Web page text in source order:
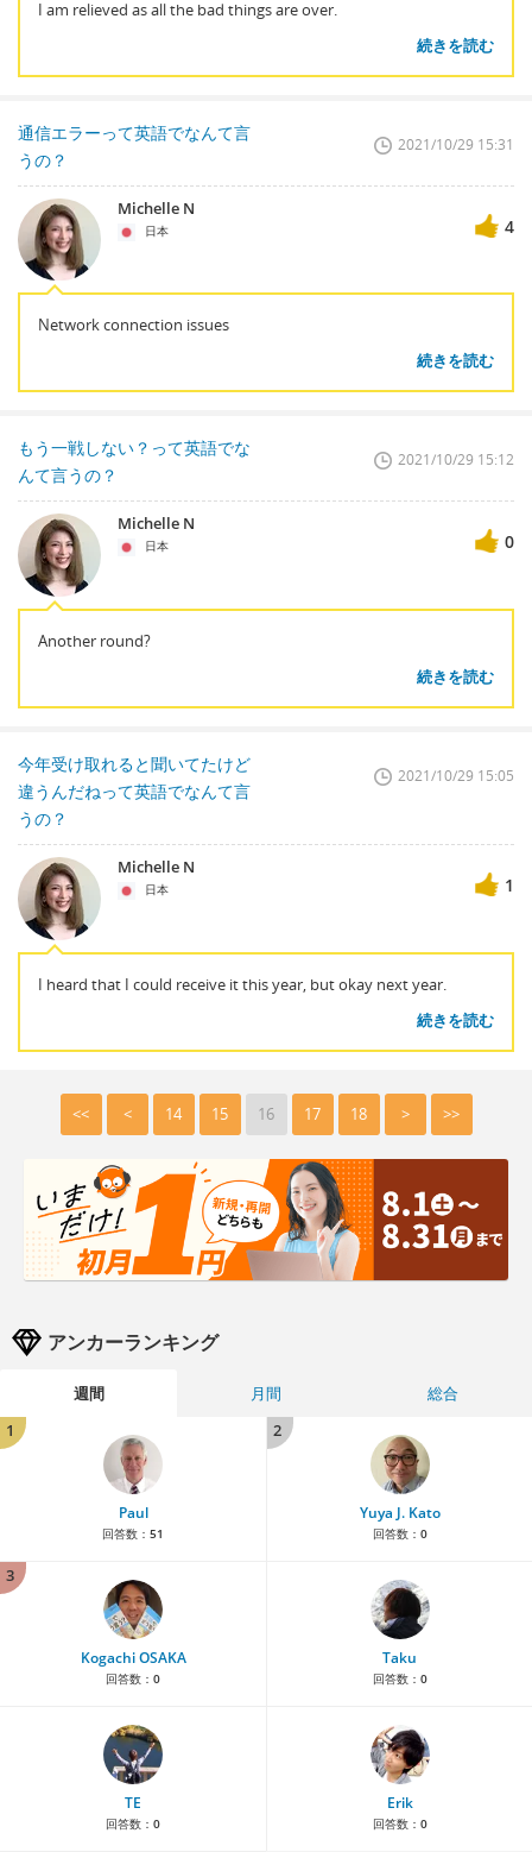
I am relieved as all the bad things are over.
続きを読む
通信エラーって英語でなんて言
うの？
2021/10/29 15:31
Michelle N
日本 4
Network connection issues
続きを読む
もう一戦しない？って英語でな
んて言うの？
2021/10/29 15:12
Michelle N
日本 0
Another round?
続きを読む
今年受け取れると聞いてたけど
違うんだねって英語でなんて言
うの？
2021/10/29 15:05
Michelle N
日本 1
I heard that I could receive it this year, but okay next year.
続きを読む
<< < 14 15 16 17 18 > >>
アンカーランキング
週間 月間
総合
1
Paul
回答数： 51
2
Yuya J. Kato
回答数： 0
3
Kogachi OSAKA
回答数： 0
Taku
回答数： 0
TE
回答数： 0
Erik
回答数： 0